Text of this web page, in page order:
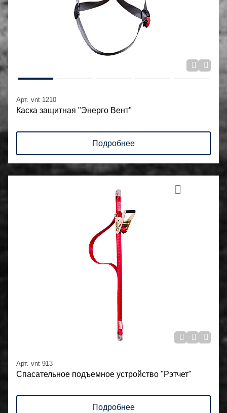
Арт. vnt 1210
Каска защитная "Энерго Вент"
Подробнее
Арт. vnt 913
Спасательное подъемное устройство "Рэтчет"
Подробнее